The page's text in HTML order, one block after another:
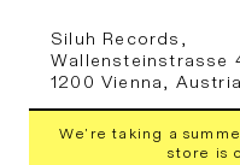
content
Siluh Records,
Wallensteinstrasse
1200 Vienna, Austria
We're taking a
store is